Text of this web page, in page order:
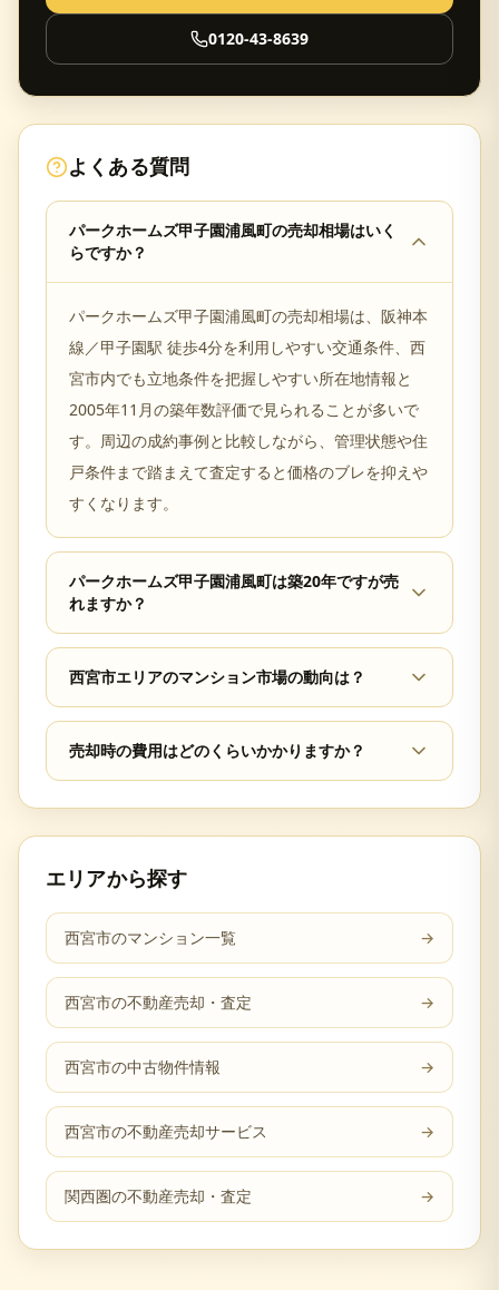
0120-43-8639
よくある質問
パークホームズ甲子園浦風町の売却相場はいく
らですか？
パークホームズ甲子園浦風町の売却相場は、阪神本
線／甲子園駅 徒歩4分を利用しやすい交通条件、西
宮市内でも立地条件を把握しやすい所在地情報と
2005年11月の築年数評価で見られることが多いで
す。周辺の成約事例と比較しながら、管理状態や住
戸条件まで踏まえて査定すると価格のブレを抑えや
すくなります。
パークホームズ甲子園浦風町は築20年ですが売
れますか？
西宮市エリアのマンション市場の動向は？
売却時の費用はどのくらいかかりますか？
エリアから探す
西宮市のマンション一覧 →
西宮市の不動産売却・査定 →
西宮市の中古物件情報 →
西宮市の不動産売却サービス →
関西圏の不動産売却・査定 →